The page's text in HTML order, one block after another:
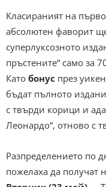
Класираният на
абсолютен фаворит
суперлуксозното
пръстените“ само за
Като бонус през
бъдат пълното
с твърди корици и
Леонардо“, отново с
Разпределението по
пожелаха да получат